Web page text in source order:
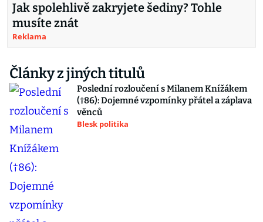
Jak spolehlivě zakryjete šediny? Tohle
musíte znát
Reklama
Články z jiných titulů
Poslední rozloučení s Milanem Knížákem
(†86): Dojemné vzpomínky přátel a záplava
věnců
Blesk politika